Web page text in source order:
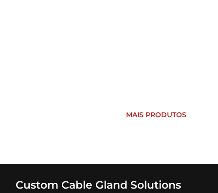
MAIS PRODUTOS
Custom Cable Gland Solutions